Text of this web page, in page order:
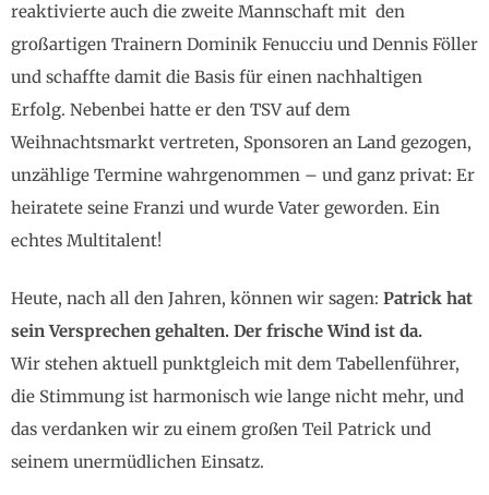
reaktivierte auch die zweite Mannschaft mit den
großartigen Trainern Dominik Fenucciu und Dennis Föller
und schaffte damit die Basis für einen nachhaltigen
Erfolg. Nebenbei hatte er den TSV auf dem
Weihnachtsmarkt vertreten, Sponsoren an Land gezogen,
unzählige Termine wahrgenommen – und ganz privat: Er
heiratete seine Franzi und wurde Vater geworden. Ein
echtes Multitalent!
Heute, nach all den Jahren, können wir sagen: Patrick hat
sein Versprechen gehalten. Der frische Wind ist da.
Wir stehen aktuell punktgleich mit dem Tabellenführer,
die Stimmung ist harmonisch wie lange nicht mehr, und
das verdanken wir zu einem großen Teil Patrick und
seinem unermüdlichen Einsatz.